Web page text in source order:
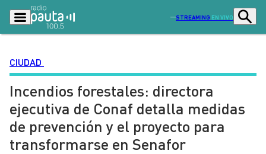
STREAMING EN VIVO
Podcasts Programas
Lo Último Actualidad
Ciudad Economía
CIUDAD
Incendios forestales: directora
ejecutiva de Conaf detalla medidas
de prevención y el proyecto para
transformarse en Senafor